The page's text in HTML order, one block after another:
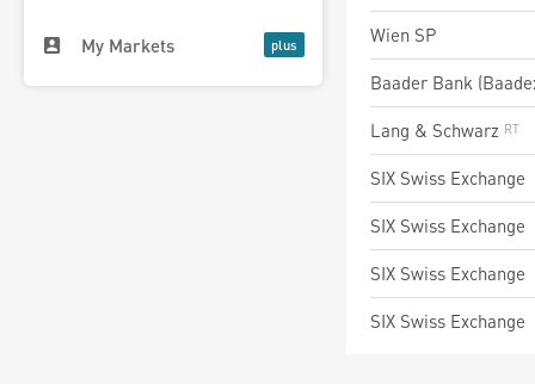
My Markets
Wien SP
Baader Bank
Lang & Schwarz
SIX Swiss Exchange
SIX Swiss Exchange
SIX Swiss Exchange
SIX Swiss Exchange